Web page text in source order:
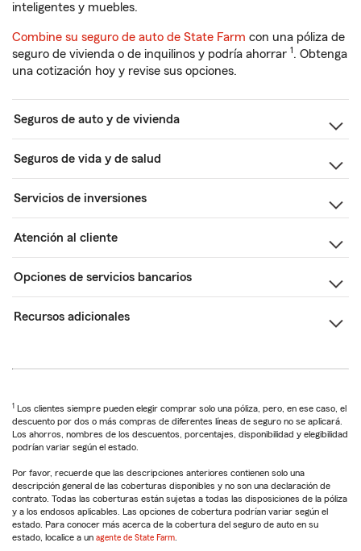
inteligentes y muebles.
Combine su seguro de auto de State Farm con una póliza de
seguro de vivienda o de inquilinos y podría ahorrar 1. Obtenga
una cotización hoy y revise sus opciones.
Seguros de auto y de vivienda
Seguros de vida y de salud
Servicios de inversiones
Atención al cliente
Opciones de servicios bancarios
Recursos adicionales
1 Los clientes siempre pueden elegir comprar solo una póliza, pero, en ese caso, el
descuento por dos o más compras de diferentes líneas de seguro no se aplicará.
Los ahorros, nombres de los descuentos, porcentajes, disponibilidad y elegibilidad
podrían variar según el estado.
Por favor, recuerde que las descripciones anteriores contienen solo una
descripción general de las coberturas disponibles y no son una declaración de
contrato. Todas las coberturas están sujetas a todas las disposiciones de la póliza
y a los endosos aplicables. Las opciones de cobertura podrían variar según el
estado. Para conocer más acerca de la cobertura del seguro de auto en su
estado, localice a un agente de State Farm